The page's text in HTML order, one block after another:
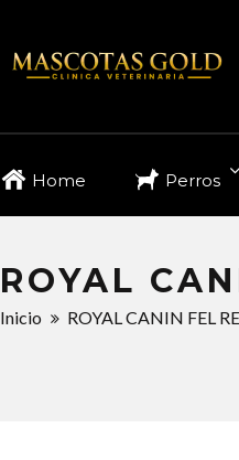
Home Perros
ROYAL
Inicio ROYAL CANIN FEL